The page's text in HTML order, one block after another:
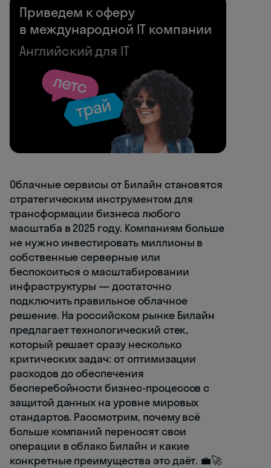
Приведем к оферу
в международной IT компании
Английский для IT
Облачные сервисы от Билайн становятся
стратегическим инструментом для
трансформации бизнеса любого
масштаба в 2025 году. Компаниям больше
не нужно инвестировать миллионы в
собственные серверные или
беспокоиться о масштабировании
инфраструктуры — достаточно
подключить правильное облачное
решение. На российском рынке Билайн
предлагает технологический стек,
который решает сразу несколько
критических задач: от оптимизации
расходов до обеспечения
бесперебойности бизнес-процессов с
защитой данных на уровне мировых
стандартов. Рассмотрим, почему всё
больше компаний переносят свои
операции в облако Билайн и какие
конкретные преимущества это даёт. 💼🚀